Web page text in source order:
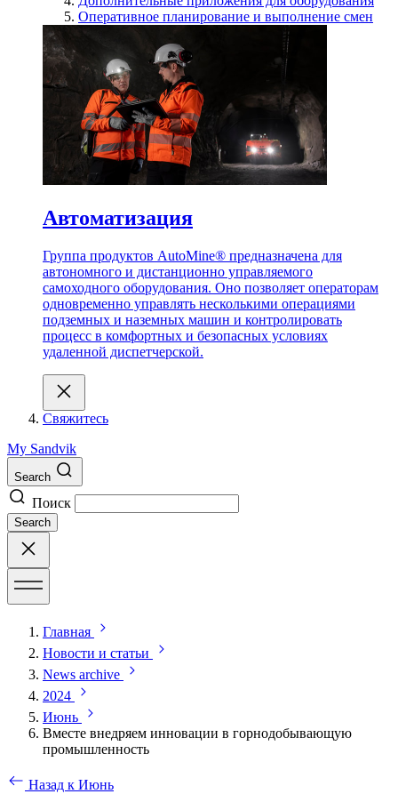
Оперативное планирование и выполнение смен
Автоматизация
Группа продуктов AutoMine® предназначена для
автономного и дистанционно управляемого
самоходного оборудования. Оно позволяет операторам
одновременно управлять несколькими операциями
подземных и наземных машин и контролировать
процесс в комфортных и безопасных условиях
удаленной диспетчерской.
Свяжитесь
My Sandvik
Search
Поиск
Search
Главная
Новости и статьи
News archive
2024
Июнь
Вместе внедряем инновации в горнодобывающую
промышленность
Назад к Июнь